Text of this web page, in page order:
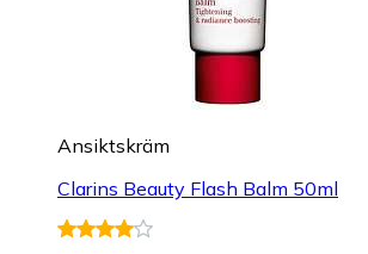
Ansiktskräm
Clarins Beauty Flash Balm 50ml